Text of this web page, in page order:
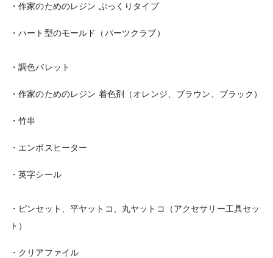
・作家のためのレジン ぷっくりタイプ
・ハート型のモールド（パーツクラブ）
・調色パレット
・作家のためのレジン 着色剤（オレンジ、ブラウン、ブラック）
・竹串
・エンボスヒーター
・英字シール
・ピンセット、平ヤットコ、丸ヤットコ（アクセサリー工具セッ
ト）
・クリアファイル